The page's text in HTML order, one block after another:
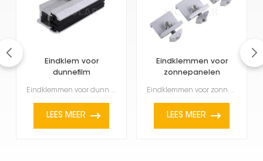
Eindklem voor
dunnefilm
Eindklemmen voor dunnefilmzonnepanelen worden steeds populairder omdat ze licht, flexibel en geschik...
LEES MEER
Eindklemmen voor
zonnepanelen
Eindklemmen voor zonnepanelen worden gebruikt om zonnepanelen stevig vast te houden en stabiel te ho...
LEES MEER